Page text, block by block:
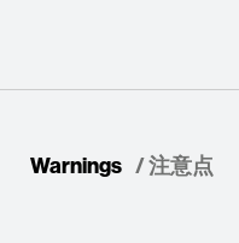
Warnings / 注意点